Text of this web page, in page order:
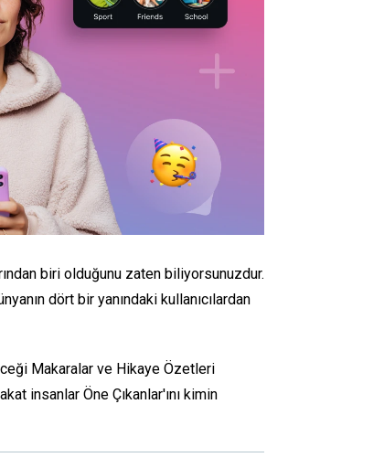
biri olduğunu zaten biliyorsunuzdur.
dört bir yanındaki kullanıcılardan
Makaralar ve Hikaye Özetleri
insanlar Öne Çıkanlar'ını kimin